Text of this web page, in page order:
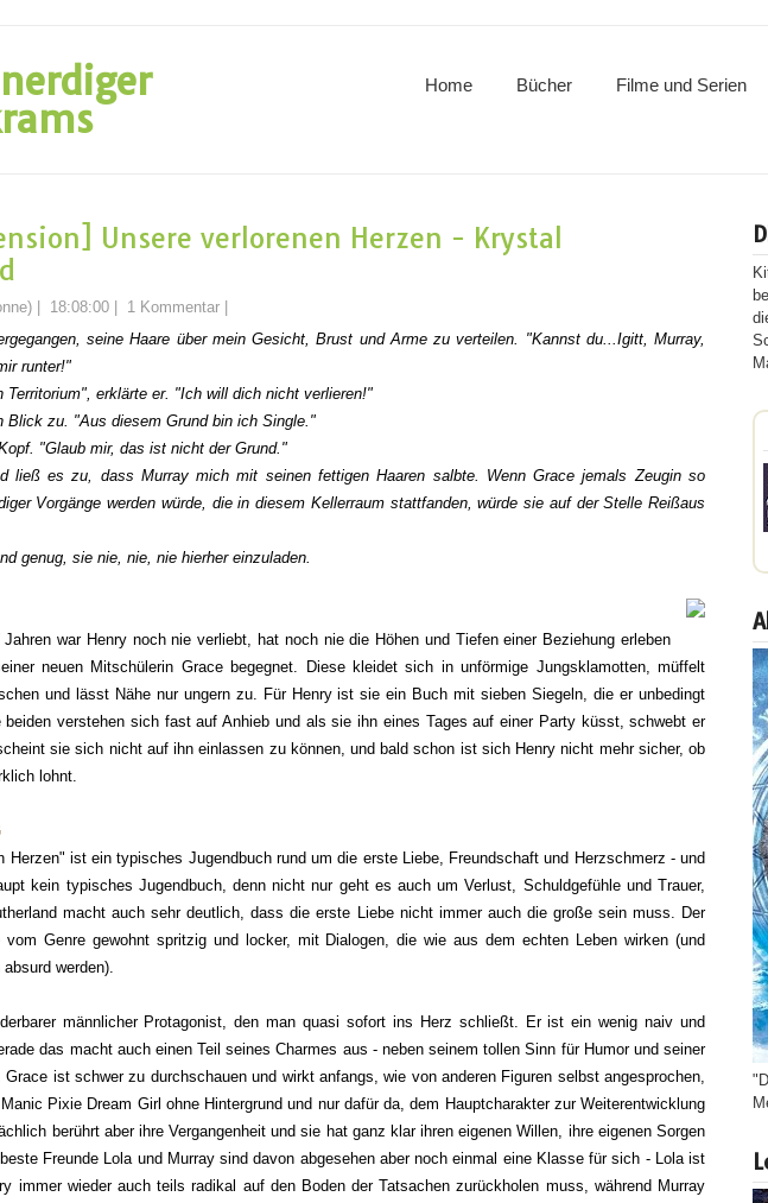
Home Bücher Filme und Serien
Unsere verlorenen Herzen - Krystal
18:08:00 1 Kommentar
seine Haare über mein Gesicht, Brust und Arme zu verteilen. "Kannst du...Igitt, Murray,
runter!"
Territorium", erklärte er. "Ich will dich nicht verlieren!"
Blick zu. "Aus diesem Grund bin ich Single."
"Glaub mir, das ist nicht der Grund."
ließ es zu, dass Murray mich mit seinen fettigen Haaren salbte. Wenn Grace jemals Zeugin so
Vorgänge werden würde, die in diesem Kellerraum stattfanden, würde sie auf der Stelle Reißaus
genug, sie nie, nie, nie hierher einzuladen.
war Henry noch nie verliebt, hat noch nie die Höhen und Tiefen einer Beziehung erleben
neuen Mitschülerin Grace begegnet. Diese kleidet sich in unförmige Jungsklamotten, müffelt
und lässt Nähe nur ungern zu. Für Henry ist sie ein Buch mit sieben Siegeln, die er unbedingt
beiden verstehen sich fast auf Anhieb und als sie ihn eines Tages auf einer Party küsst, schwebt er
sie sich nicht auf ihn einlassen zu können, und bald schon ist sich Henry nicht mehr sicher, ob
lohnt.
Herzen" ist ein typisches Jugendbuch rund um die erste Liebe, Freundschaft und Herzschmerz - und
kein typisches Jugendbuch, denn nicht nur geht es auch um Verlust, Schuldgefühle und Trauer,
macht auch sehr deutlich, dass die erste Liebe nicht immer auch die große sein muss. Der
Genre gewohnt spritzig und locker, mit Dialogen, die wie aus dem echten Leben wirken (und
werden).
männlicher Protagonist, den man quasi sofort ins Herz schließt. Er ist ein wenig naiv und
das macht auch einen Teil seines Charmes aus - neben seinem tollen Sinn für Humor und seiner
Grace ist schwer zu durchschauen und wirkt anfangs, wie von anderen Figuren selbst angesprochen,
Pixie Dream Girl ohne Hintergrund und nur dafür da, dem Hauptcharakter zur Weiterentwicklung
berührt aber ihre Vergangenheit und sie hat ganz klar ihren eigenen Willen, ihre eigenen Sorgen
Freunde Lola und Murray sind davon abgesehen aber noch einmal eine Klasse für sich - Lola ist
immer wieder auch teils radikal auf den Boden der Tatsachen zurückholen muss, während Murray